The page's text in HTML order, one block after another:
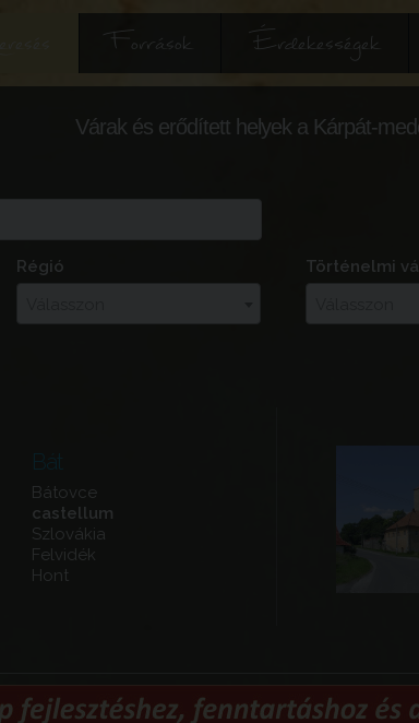
Források Érdekességek
Várak és erődített helyek a Kárpát-
Régió
Történelmi
Bát
Bátovce
castellum
Szlovákia
Felvidék
Hont